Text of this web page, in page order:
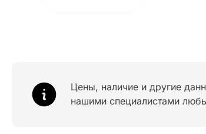
Цены, наличие и другие
нашими специалистами